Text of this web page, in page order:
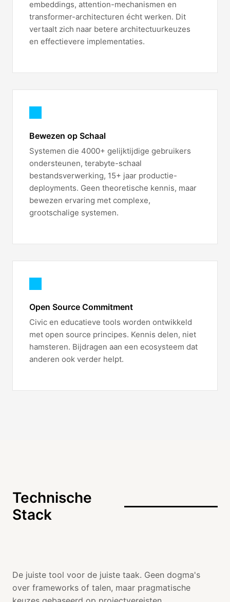
embeddings, attention-mechanismen en
transformer-architecturen écht werken. Dit
vertaalt zich naar betere architectuurkeuzes
en effectievere implementaties.
Bewezen op Schaal
Systemen die 4000+ gelijktijdige gebruikers
ondersteunen, terabyte-schaal
bestandsverwerking, 15+ jaar productie-
deployments. Geen theoretische kennis, maar
bewezen ervaring met complexe,
grootschalige systemen.
Open Source Commitment
Civic en educatieve tools worden ontwikkeld
met open source principes. Kennis delen, niet
hamsteren. Bijdragen aan een ecosysteem dat
anderen ook verder helpt.
Technische
Stack
De juiste tool voor de juiste taak. Geen dogma's
over frameworks of talen, maar pragmatische